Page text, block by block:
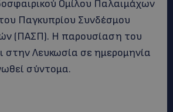
Ομίλου Παλαιμάχων
Παγκυπρίου Συνδέσμου
(ΠΑΣΠ). Η παρουσίαση του
στην Λευκωσία σε ημερομηνία
σύντομα.